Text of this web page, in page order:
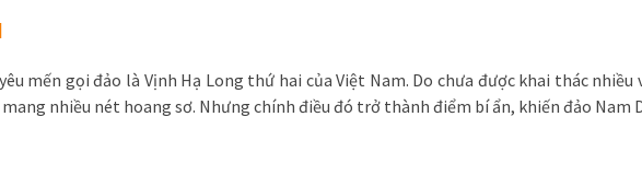
mến gọi đảo là Vịnh Hạ Long thứ hai của Việt Nam. Do chưa được khai thác nhiều
nhiều nét hoang sơ. Nhưng chính điều đó trở thành điểm bí ẩn, khiến đảo Nam